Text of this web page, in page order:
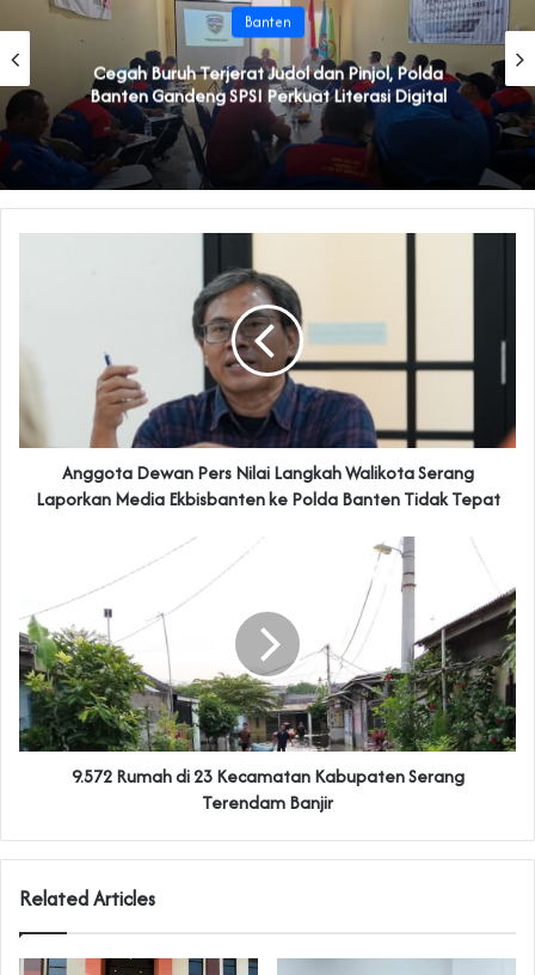
Banten
Cegah Buruh Terjerat Judol dan Pinjol, Polda
Banten Gandeng SPSI Perkuat Literasi Digital
Anggota Dewan Pers Nilai Langkah Walikota Serang
Laporkan Media Ekbisbanten ke Polda Banten Tidak Tepat
9.572 Rumah di 23 Kecamatan Kabupaten Serang
Terendam Banjir
Related Articles